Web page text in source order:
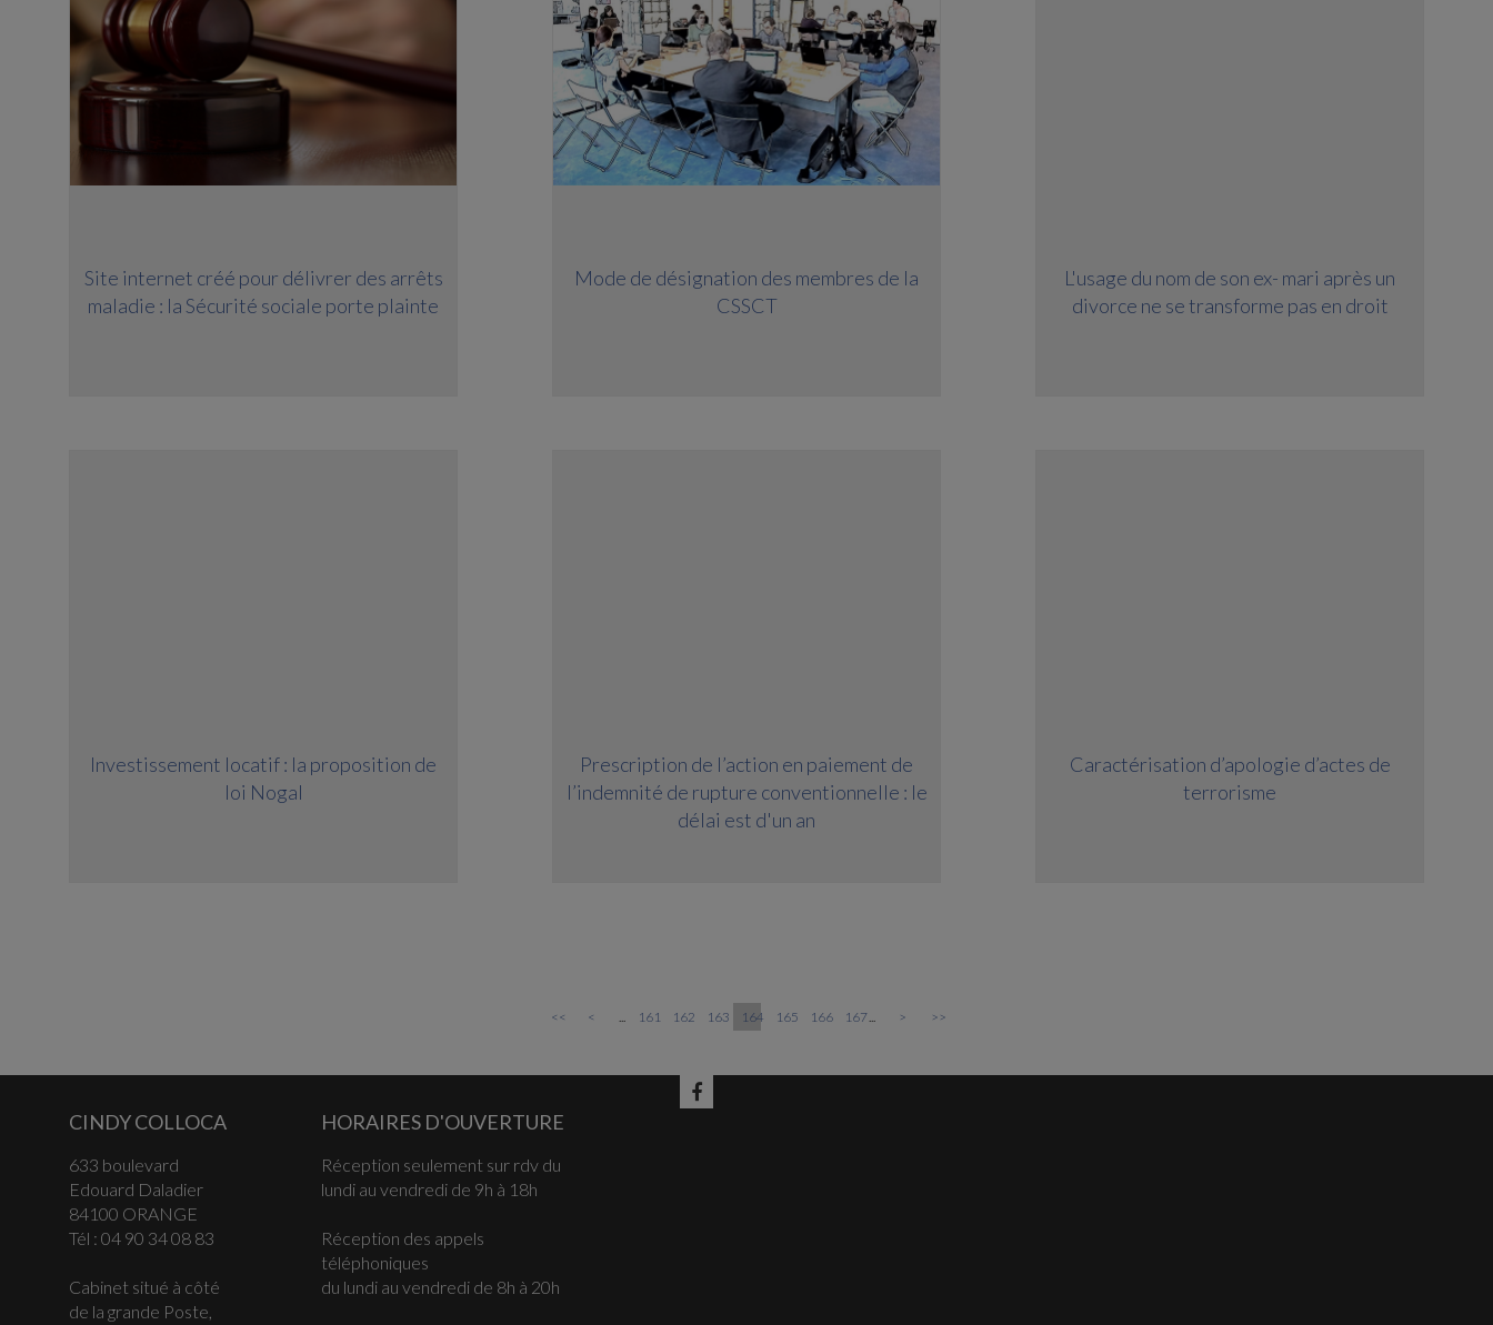
Site internet créé pour délivrer des arrêts
maladie : la Sécurité sociale porte plainte
Mode de désignation des membres de la
CSSCT
L'usage du nom de son ex- mari après un
divorce ne se transforme pas en droit
Investissement locatif : la proposition de
loi Nogal
Prescription de l’action en paiement de
l’indemnité de rupture conventionnelle : le
délai est d'un an
Caractérisation d’apologie d’actes de
terrorisme
<< < ... 161 162 163 164 165 166 167... > >>
CINDY COLLOCA
633 boulevard
Edouard Daladier
84100 ORANGE
Tél : 04 90 34 08 83
Cabinet situé à côté
de la grande Poste,
HORAIRES D'OUVERTURE
Réception seulement sur rdv du
lundi au vendredi de 9h à 18h
Réception des appels
téléphoniques
du lundi au vendredi de 8h à 20h